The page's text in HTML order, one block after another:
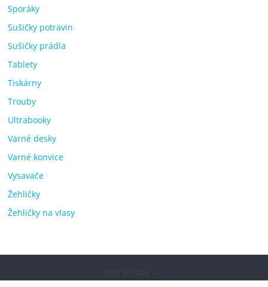
Sporáky
Sušičky potravin
Sušičky prádla
Tablety
Tiskárny
Trouby
Ultrabooky
Varné desky
Varné konvice
Vysavače
Žehličky
Žehličky na vlasy